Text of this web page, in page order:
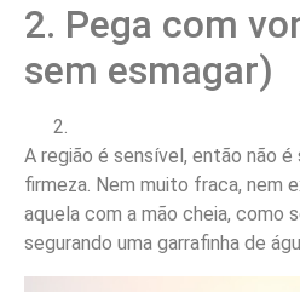
2. Pega com
sem esmagar)
A região é sensível, então não
firmeza. Nem muito fraca, nem
aquela com a mão cheia, como
segurando uma garrafinha de